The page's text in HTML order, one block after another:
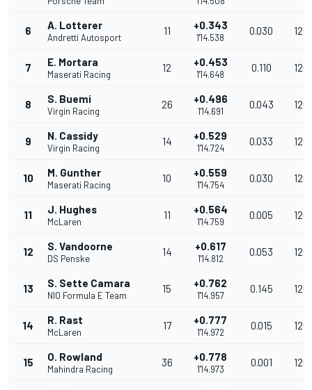
6 A. Lotterer
Andretti Autosport
11 +0.343
1'14.538
0.030
7 E. Mortara
Maserati Racing
12 +0.453
1'14.648
0.110
8 S. Buemi
Virgin Racing
26 +0.496
1'14.691
0.043
9 N. Cassidy
Virgin Racing
14 +0.529
1'14.724
0.033
10 M. Gunther
Maserati Racing
10 +0.559
1'14.754
0.030
11 J. Hughes
McLaren
11 +0.564
1'14.759
0.005
12 S. Vandoorne
DS Penske
14 +0.617
1'14.812
0.053
13 S. Sette Camara
NIO Formula E Team
15 +0.762
1'14.957
0.145
14 R. Rast
McLaren
17 +0.777
1'14.972
0.015
15 O. Rowland
Mahindra Racing
36 +0.778
1'14.973
0.001